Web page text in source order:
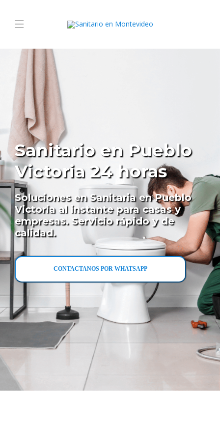
Sanitario en Pueblo
Victoria 24 horas
Soluciones en Sanitaria en Pueblo
Victoria al instante para casas y
empresas. Servicio rápido y de
calidad.
CONTACTANOS POR WHATSAPP